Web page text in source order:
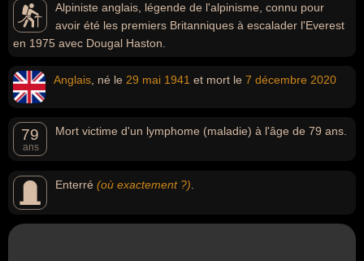
Alpiniste anglais, légende de l'alpinisme, connu pour
avoir été les premiers Britanniques à escalader l'Everest
en 1975 avec Dougal Haston.
Anglais , né le 29 mai 1941 et mort le 7 décembre 2020
79
ans
Mort victime d'un lymphome (maladie) à l'âge de 79 ans.
Enterré (où exactement ?)